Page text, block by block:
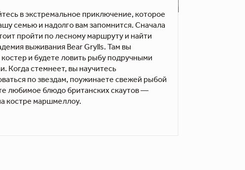
в экстремальное приключение, которое
семью и надолго вам запомнится. Сначала
пройти по лесному маршруту и найти
выживания Bear Grylls. Там вы
костер и будете ловить рыбу подручными
Когда стемнеет, вы научитесь
по звездам, поужинаете свежей рыбой
любимое блюдо британских скаутов —
костре маршмеллоу.